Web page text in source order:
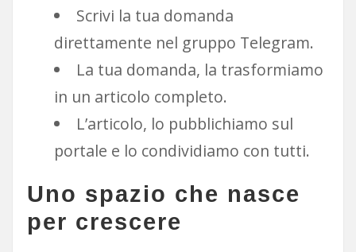
Scrivi la tua domanda
direttamente nel gruppo Telegram.
La tua domanda, la trasformiamo
in un articolo completo.
L’articolo, lo pubblichiamo sul
portale e lo condividiamo con tutti.
Uno spazio che nasce
per crescere